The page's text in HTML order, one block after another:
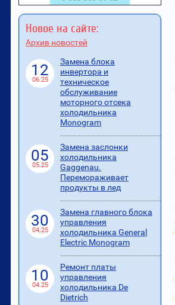
Новое на сайте:
Архив новостей
12
06.25
Замена блока
инвертора и
техническое
обслуживание
моторного отсека
холодильника
Monogram
05
05.25
Замена заслонки
холодильника
Gaggenau.
Перемораживает
продукты в лед
30
04.25
Замена главного блока
управления
холодильника General
Electric Monogram
10
04.25
Ремонт платы
управления
холодильника De
Dietrich